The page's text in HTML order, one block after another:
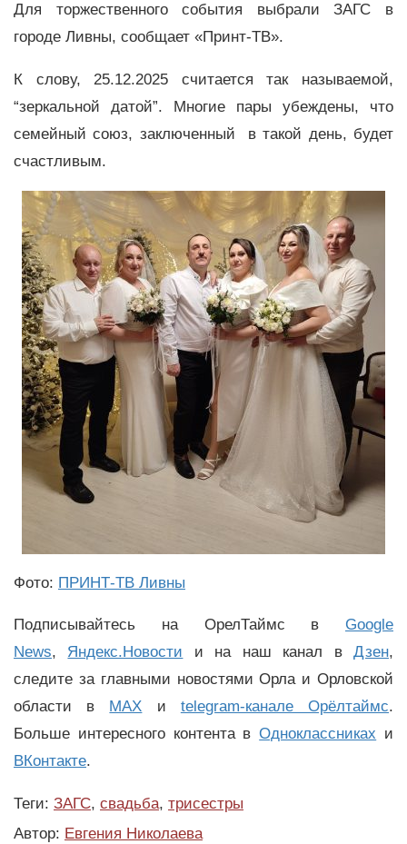
Для торжественного события выбрали ЗАГС в
городе Ливны, сообщает «Принт-ТВ».
К слову, 25.12.2025 считается так называемой,
“зеркальной датой”. Многие пары убеждены, что
семейный союз, заключенный в такой день, будет
счастливым.
Фото: ПРИНТ-ТВ Ливны
Подписывайтесь на ОрелТаймс в Google
News, Яндекс.Новости и на наш канал вДзен,
следите за главными новостями Орла и Орловской
области в MAX и telegram-канале Орёлтаймс.
Больше интересного контента вОдноклассниках и
ВКонтакте.
Теги: ЗАГС, свадьба, трисестры
Автор: Евгения Николаева